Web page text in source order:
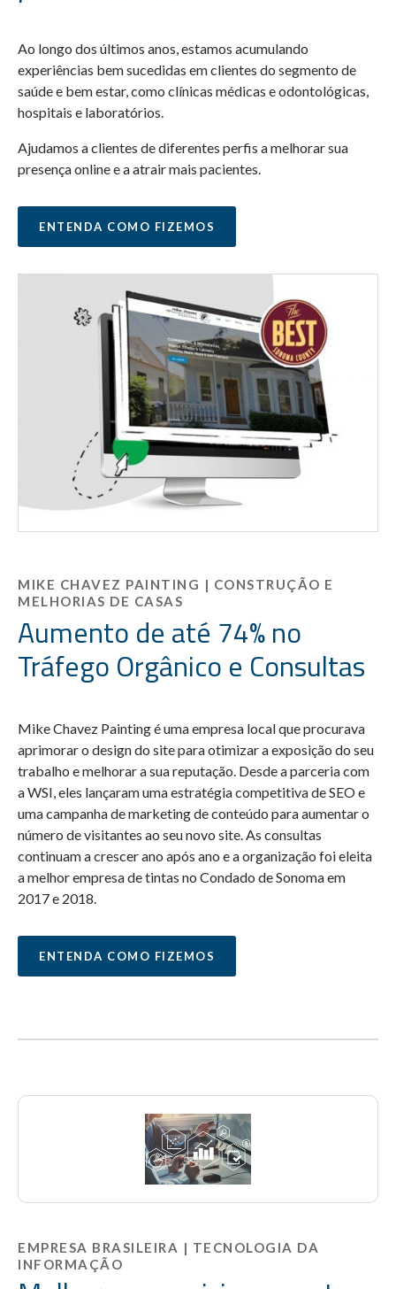
Ao longo dos últimos anos, estamos acumulando
experiências bem sucedidas em clientes do segmento de
saúde e bem estar, como clínicas médicas e odontológicas,
hospitais e laboratórios.
Ajudamos a clientes de diferentes perfis a melhorar sua
presença online e a atrair mais pacientes.
ENTENDA COMO FIZEMOS
MIKE CHAVEZ PAINTING | CONSTRUÇÃO E
MELHORIAS DE CASAS
Aumento de até 74% no
Tráfego Orgânico e Consultas
Mike Chavez Painting é uma empresa local que procurava
aprimorar o design do site para otimizar a exposição do seu
trabalho e melhorar a sua reputação. Desde a parceria com
a WSI, eles lançaram uma estratégia competitiva de SEO e
uma campanha de marketing de conteúdo para aumentar o
número de visitantes ao seu novo site. As consultas
continuam a crescer ano após ano e a organização foi eleita
a melhor empresa de tintas no Condado de Sonoma em
2017 e 2018.
ENTENDA COMO FIZEMOS
EMPRESA BRASILEIRA | TECNOLOGIA DA
INFORMAÇÃO